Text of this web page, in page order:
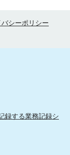
バシーポリシー
録する業務記録シ